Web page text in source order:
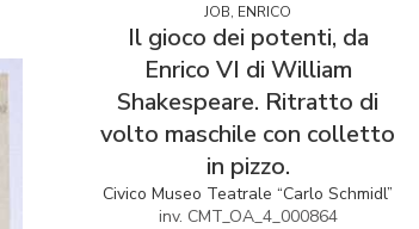
JOB, ENRICO
Il gioco dei potenti, da
Enrico VI di William
Shakespeare. Ritratto di
volto maschile con colletto
in pizzo.
Civico Museo Teatrale “Carlo Schmidl”
inv. CMT_OA_4_000864